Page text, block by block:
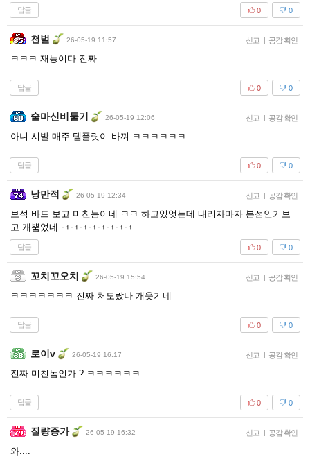
답글 0
0
천벌 26-05-19 11:57 신고 공감 확인
ㅋㅋㅋ 재능이다 진짜
답글 0
0
술마신비둘기 26-05-19 12:06 신고 공감 확인
아니 시발 매주 템플릿이 바껴 ㅋㅋㅋㅋㅋㅋ
답글 0
0
낭만적 26-05-19 12:34 신고 공감 확인
보석 바드 보고 미친놈이네 ㅋㅋ 하고있엇는데 내리자마자 본점인거보
고 개뿜었네 ㅋㅋㅋㅋㅋㅋㅋㅋ
답글 0
0
꼬치꼬오치 26-05-19 15:54 신고 공감 확인
ㅋㅋㅋㅋㅋㅋㅋ 진짜 처도랐나 개웃기네
답글 0
0
로이v 26-05-19 16:17 신고 공감 확인
진짜 미친놈인가 ? ㅋㅋㅋㅋㅋㅋ
답글 0
0
질량증가 26-05-19 16:32 신고 공감 확인
와....